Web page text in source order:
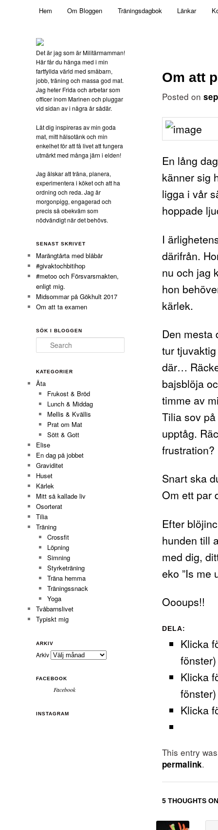
Militärmamman
Skip to primary content
Hem Om Bloggen Träningsdagbok Länkar
Om att
Posted on
En lång
känner sig
ligga i vår
hoppade
I
därifrån.
nu och jag
hon
kärlek.
Den mesta
tur
där…
bajsblöja
timme av
Tilia sov
upptåg.
frustration?
Snart ska
Om ett par
Efter
hunden till
med dig,
eko ”Is me
Oooups!!
DELA:
Klicka
fönster)
Klicka
fönster)
Klicka
This entry
permalink.
5 THOUGHTS
Det är jag som är Militärmamman!
Här får du hänga med i min
fartfyllda värld med småbarn,
jobb, träning och massa god mat.
Jag heter Frida och arbetar som
officer inom Marinen och pluggar
vid sidan av i några år sådär.
Låt dig inspireras av min goda
mat, mitt hälsotänk och min
enkelhet för att få livet att fungera
utmärkt med många järn i elden!
Jag älskar att träna, planera,
experimentera i köket och att ha
ordning och reda. Jag är
morgonpigg, engagerad och
precis så obekväm som
nödvändigt när det behövs.
SENAST SKRIVET
Marängtårta med blåbär
#givaktochbitihop
#metoo och Försvarsmakten,
enligt mig.
Midsommar på Gökhult 2017
Om att ta examen
SÖK I BLOGGEN
Search
KATEGORIER
Äta
Frukost & Bröd
Lunch & Middag
Mellis & Kvällis
Prat om Mat
Sött & Gott
Elise
En dag på jobbet
Graviditet
Huset
Kärlek
Mitt så kallade liv
Osorterat
Tilia
Träning
Crossfit
Löpning
Simning
Styrketräning
Träna hemma
Träningssnack
Yoga
Tvåbarnslivet
Typiskt mig
ARKIV
Arkiv
FACEBOOK
Facebook
INSTAGRAM